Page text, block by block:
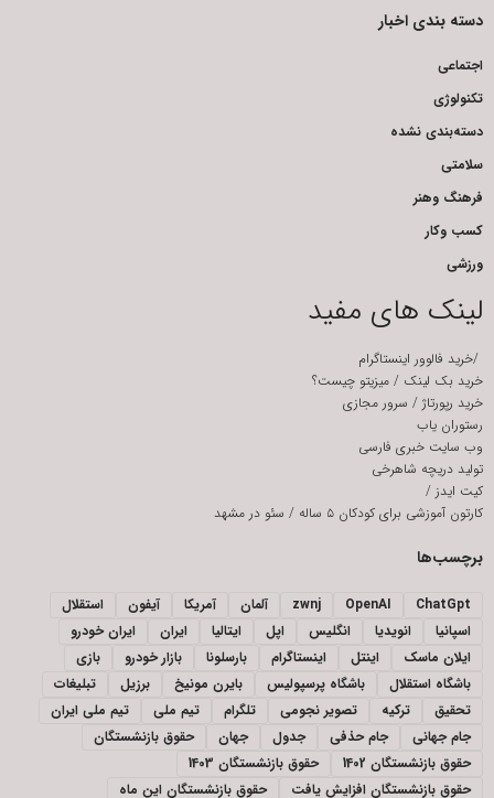
دسته بندی اخبار
اجتماعی
تکنولوژی
دسته‌بندی نشده
سلامتی
فرهنگ وهنر
کسب وکار
ورزشی
لینک های مفید
/خرید فالوور اینستاگرام
خرید بک لینک / میزیتو چیست؟
خرید رپورتاژ / سرور مجازی
رستوران یاب
وب سایت خبری فارسی
تولید دریچه شاهرخی
کیت ایدز /
کارتون آموزشی برای کودکان ۵ ساله
/ سئو در مشهد
برچسب‌ها
ChatGpt
OpenAI
zwnj آلمان آمریکا آیفون
استقلال
اسپانیا
انویدیا انگلیس اپل ایتالیا ایران
ایران خودرو
ایلان ماسک
اینتل اینستاگرام بارسلونا بازار خودرو
بازی
باشگاه استقلال
باشگاه پرسپولیس بایرن مونیخ برزیل
تبلیغات
تحقیق
ترکیه تصویر نجومی تلگرام تیم ملی
تیم ملی ایران
جام جهانی
جام حذفی جدول جهان
حقوق بازنشستگان
حقوق بازنشستگان 1402
حقوق بازنشستگان 1403
حقوق بازنشستگان افزایش یافت
حقوق بازنشستگان این ماه